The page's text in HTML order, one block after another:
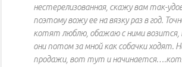
нестерелизованная, скажу вам так-
поэтому вожу ее на вязку раз в год.
котят люблю, обажаю с ними возится,
они потом за мной как собачки ходят.
продажи, вот тут и